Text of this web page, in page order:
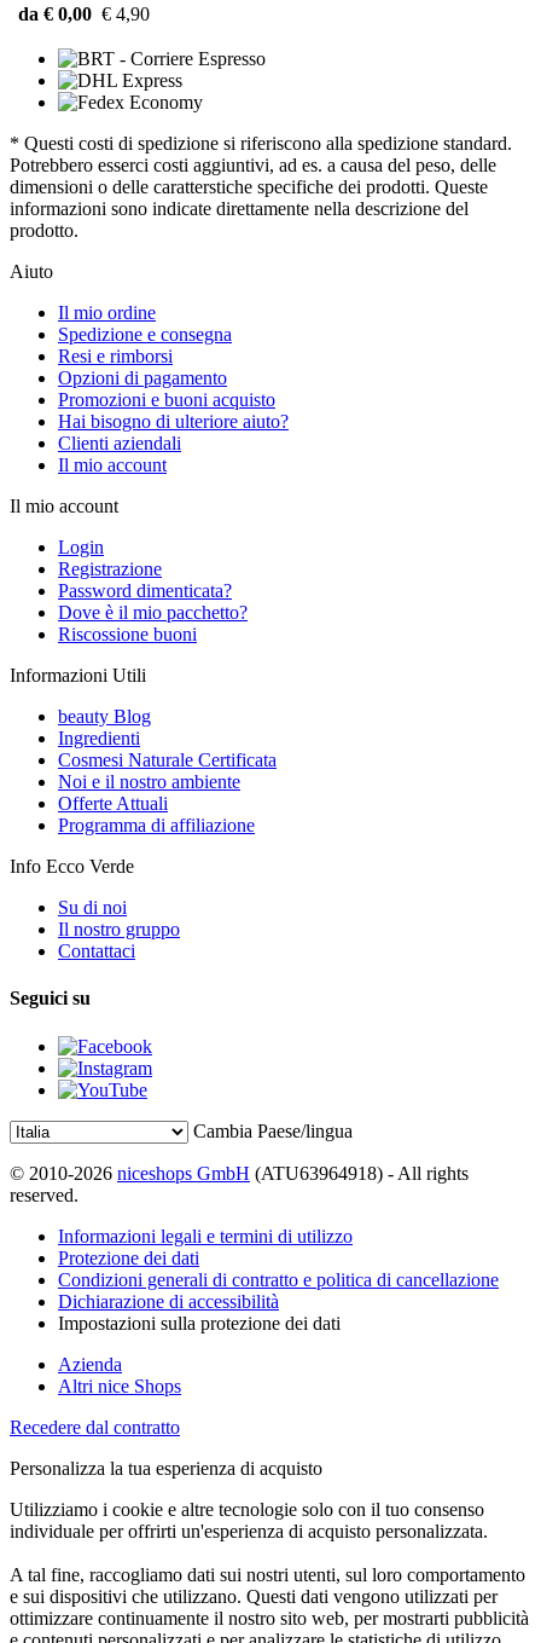
da € 0,00 € 4,90
* Questi costi di spedizione si riferiscono alla spedizione standard.
Potrebbero esserci costi aggiuntivi, ad es. a causa del peso, delle
dimensioni o delle caratterstiche specifiche dei prodotti. Queste
informazioni sono indicate direttamente nella descrizione del
prodotto.
Aiuto
Il mio ordine
Spedizione e consegna
Resi e rimborsi
Opzioni di pagamento
Promozioni e buoni acquisto
Hai bisogno di ulteriore aiuto?
Clienti aziendali
Il mio account
Il mio account
Login
Registrazione
Password dimenticata?
Dove è il mio pacchetto?
Riscossione buoni
Informazioni Utili
beauty Blog
Ingredienti
Cosmesi Naturale Certificata
Noi e il nostro ambiente
Offerte Attuali
Programma di affiliazione
Info Ecco Verde
Su di noi
Il nostro gruppo
Contattaci
Seguici su
Cambia Paese/lingua
© 2010-2026 niceshops GmbH (ATU63964918) - All rights
reserved.
Informazioni legali e termini di utilizzo
Protezione dei dati
Condizioni generali di contratto e politica di cancellazione
Dichiarazione di accessibilità
Impostazioni sulla protezione dei dati
Azienda
Altri nice Shops
Recedere dal contratto
Personalizza la tua esperienza di acquisto
Utilizziamo i cookie e altre tecnologie solo con il tuo consenso
individuale per offrirti un'esperienza di acquisto personalizzata.
A tal fine, raccogliamo dati sui nostri utenti, sul loro comportamento
e sui dispositivi che utilizzano. Questi dati vengono utilizzati per
ottimizzare continuamente il nostro sito web, per mostrarti pubblicità